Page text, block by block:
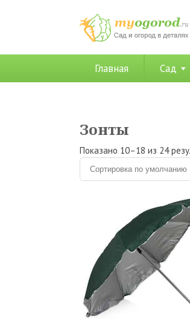
Главная Сад
Зонты
Показано 10–18 из 24